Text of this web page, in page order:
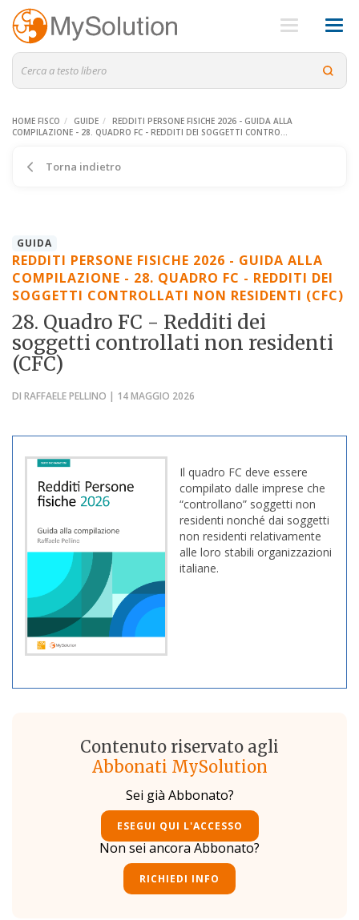
HOME FISCO GUIDE
REDDITI PERSONE FISICHE 2026 - GUIDA ALLA
COMPILAZIONE - 28. QUADRO FC - REDDITI DEI SOGGETTI CONTRO...
Torna indietro
GUIDA
REDDITI PERSONE FISICHE 2026 - GUIDA ALLA
COMPILAZIONE - 28. QUADRO FC - REDDITI DEI
SOGGETTI CONTROLLATI NON RESIDENTI (CFC)
28. Quadro FC - Redditi dei
soggetti controllati non residenti
(CFC)
DI RAFFAELE PELLINO | 14 MAGGIO 2026
Il quadro FC deve essere
compilato dalle imprese che
“controllano” soggetti non
residenti nonché dai soggetti
non residenti relativamente
alle loro stabili organizzazioni
italiane.
Contenuto riservato agli
Abbonati MySolution
Sei già Abbonato?
ESEGUI QUI L'ACCESSO
Non sei ancora Abbonato?
RICHIEDI INFO